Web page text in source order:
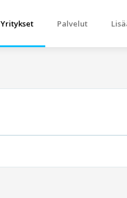
Yritykset Palvelut